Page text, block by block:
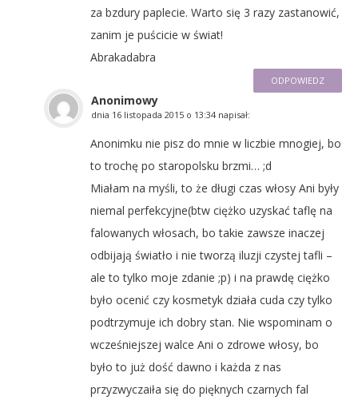
za bzdury paplecie. Warto się 3 razy zastanowić,
zanim je puścicie w świat!
Abrakadabra
ODPOWIEDZ
Anonimowy
dnia 16 listopada 2015 o 13:34 napisał:
Anonimku nie pisz do mnie w liczbie mnogiej, bo
to trochę po staropolsku brzmi… ;d
Miałam na myśli, to że długi czas włosy Ani były
niemal perfekcyjne(btw ciężko uzyskać taflę na
falowanych włosach, bo takie zawsze inaczej
odbijają światło i nie tworzą iluzji czystej tafli –
ale to tylko moje zdanie ;p) i na prawdę ciężko
było ocenić czy kosmetyk działa cuda czy tylko
podtrzymuje ich dobry stan. Nie wspominam o
wcześniejszej walce Ani o zdrowe włosy, bo
było to już dość dawno i każda z nas
przyzwyczaiła się do pięknych czarnych fal